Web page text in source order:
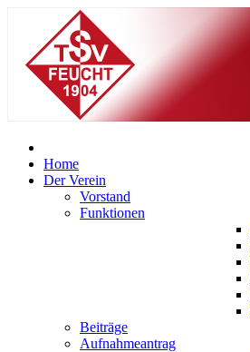
Home
Der Verein
Vorstand
Funktionen
Beiträge
Aufnahmeantrag